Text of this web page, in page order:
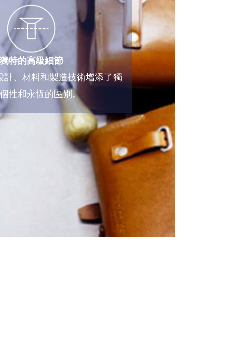
特的高級細節
計、材料和製造技術增添了獨
性和永恆的區別。